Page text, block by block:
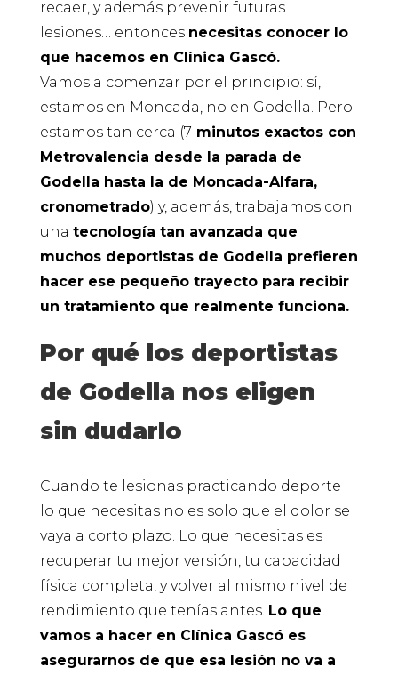
recaer, y además prevenir futuras
lesiones… entonces necesitas conocer lo
que hacemos en Clínica Gascó.
Vamos a comenzar por el principio: sí,
estamos en Moncada, no en Godella. Pero
estamos tan cerca (7 minutos exactos con
Metrovalencia desde la parada de
Godella hasta la de Moncada-Alfara,
cronometrado) y, además, trabajamos con
una tecnología tan avanzada que
muchos deportistas de Godella prefieren
hacer ese pequeño trayecto para recibir
un tratamiento que realmente funciona.
Por qué los deportistas
de Godella nos eligen
sin dudarlo
Cuando te lesionas practicando deporte
lo que necesitas no es solo que el dolor se
vaya a corto plazo. Lo que necesitas es
recuperar tu mejor versión, tu capacidad
física completa, y volver al mismo nivel de
rendimiento que tenías antes. Lo que
vamos a hacer en Clínica Gascó es
asegurarnos de que esa lesión no va a